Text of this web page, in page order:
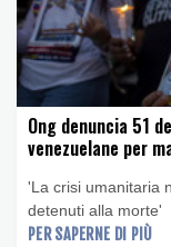
Ong denuncia 51
venezuelane per
'La crisi umanitaria
detenuti alla morte'
PER SAPERNE DI PIÙ